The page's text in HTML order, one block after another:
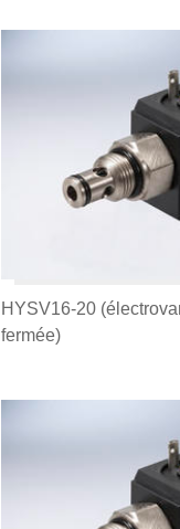
HYSV16-20
fermée)